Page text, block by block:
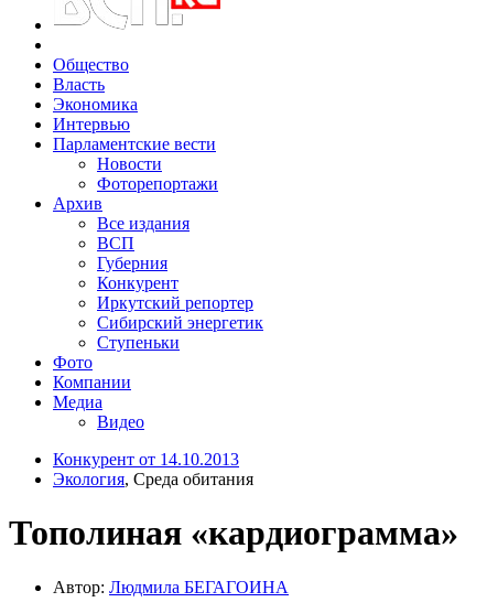
Общество
Власть
Экономика
Интервью
Парламентские вести
Новости
Фоторепортажи
Архив
Все издания
ВСП
Губерния
Конкурент
Иркутский репортер
Сибирский энергетик
Ступеньки
Фото
Компании
Медиа
Видео
Конкурент от 14.10.2013
Экология, Среда обитания
Тополиная «кардиограмма»
Автор: Людмила БЕГАГОИНА